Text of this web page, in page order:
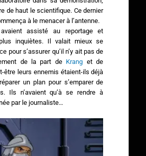
de haut le scientifique. Ce dernier
à le menacer à l’antenne.
assisté au reportage et
inquiètes. Il valait mieux se
pour s’assurer qu’il n’y ait pas de
de la part de Krang et de
être leurs ennemis étaient-ils déjà
un plan pour s’emparer de
Ils n’avaient qu’à se rendre à
par le journaliste…